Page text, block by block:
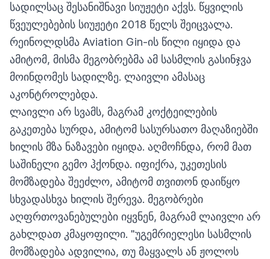
სადილსაც შესანიშნავი სიუჟეტი აქვს. წყვილის
წვეულებების სიუჟეტი 2018 წელს შეიცვალა.
რეინოლდსმა Aviation Gin-ის წილი იყიდა და
ამიტომ, მისმა მეგობრებმა ამ სასმლის გასინჯვა
მოინდომეს სადილზე. ლაივლი ამასაც
აკონტროლებდა.
ლაივლი არ სვამს, მაგრამ კოქტეილების
გაკეთება სურდა, ამიტომ სასურსათო მაღაზიებში
ხილის მზა ნაზავები იყიდა. აღმოჩნდა, რომ მათ
საშინელი გემო ჰქონდა. იფიქრა, უკეთესის
მომზადება შეეძლო, ამიტომ თვითონ დაიწყო
სხვადასხვა ხილის შერევა. მეგობრები
აღფრთოვანებულები იყვნენ, მაგრამ ლაივლი არ
გახლდათ კმაყოფილი. "უგემრიელესი სასმლის
მომზადება ადვილია, თუ მაყვალს ან ჟოლოს